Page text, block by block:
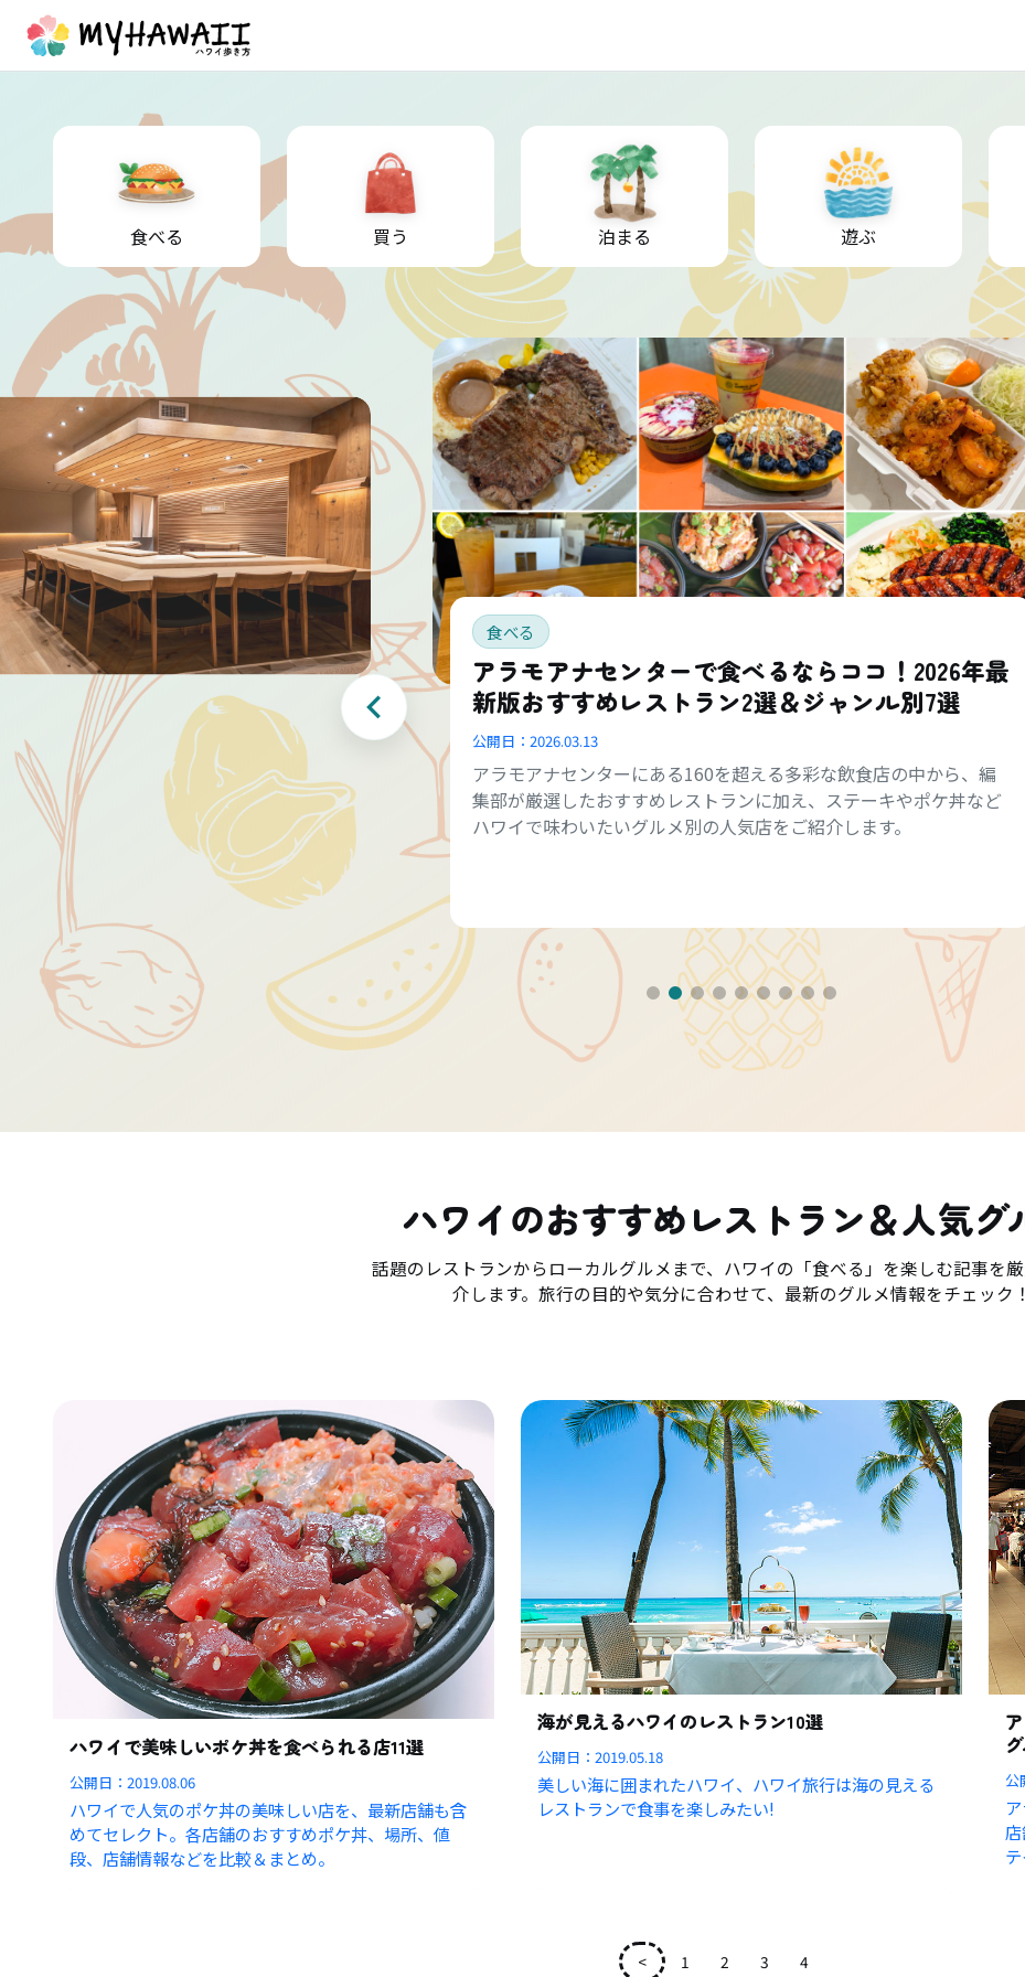
食べる 買う 泊まる 遊ぶ
食べる
アラモアナセンターで食べるならココ！2026年最
新版おすすめレストラン2選＆ジャンル別7選
公開日： 2026.03.13
アラモアナセンターにある160を超える多彩な飲食店の中から、編
集部が厳選したおすすめレストランに加え、ステーキやポケ丼など
ハワイで味わいたいグルメ別の人気店をご紹介します。
ハワイのおすすめレストラン＆人気グ
話題のレストランからローカルグルメまで、ハワイの「食べる」を楽しむ記事を
介します。旅行の目的や気分に合わせて、最新のグルメ情報をチェック！
ハワイで美味しいポケ丼を食べられる店11選
公開日：2019.08.06
ハワイで人気のポケ丼の美味しい店を、最新店舗も含
めてセレクト。各店舗のおすすめポケ丼、場所、値
段、店舗情報などを比較＆まとめ。
海が見えるハワイのレストラン10選
公開日：2019.05.18
美しい海に囲まれたハワイ、ハワイ旅行は海の見える
レストランで食事を楽しみたい!
公
< 1 2 3 4